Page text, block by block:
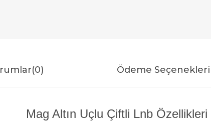
(0) Ödeme Seçenekleri
Mag Altın Uçlu Çiftli Lnb Özellikleri